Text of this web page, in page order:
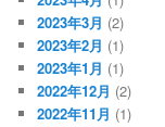
2023年3月 (2)
2023年2月 (1)
2023年1月 (1)
2022年12月 (2)
2022年11月 (1)